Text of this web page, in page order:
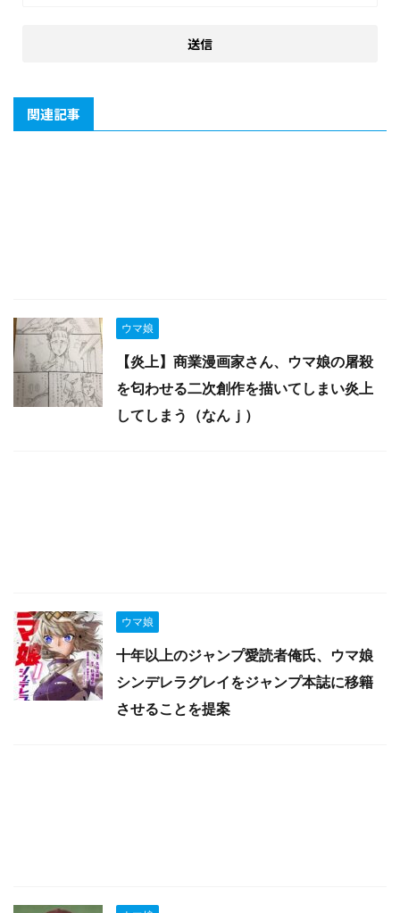
関連記事
ウマ娘
【炎上】商業漫画家さん、ウマ娘の屠殺
を匂わせる二次創作を描いてしまい炎上
してしまう（なんｊ）
ウマ娘
十年以上のジャンプ愛読者俺氏、ウマ娘
シンデレラグレイをジャンプ本誌に移籍
させることを提案